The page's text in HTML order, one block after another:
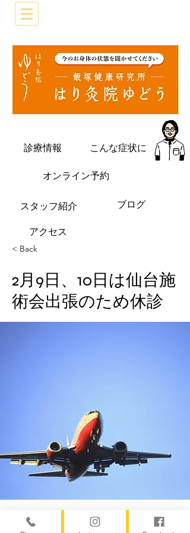
診療情報 こんな症状に
オンライン予約
​スタッフ紹介 ブログ
​アクセス
< Back
2月9日、10日は仙台施
術会出張のため休診